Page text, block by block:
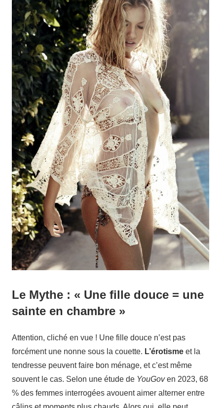
Le Mythe : « Une fille douce = une
sainte en chambre »
Attention, cliché en vue ! Une fille douce n’est pas
forcément une nonne sous la couette. L’érotisme et la
tendresse peuvent faire bon ménage, et c’est même
souvent le cas. Selon une étude de YouGoven 2023, 68
% des femmes interrogées avouent aimer alterner entre